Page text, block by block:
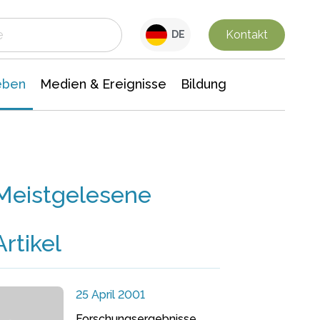
DE Kontakt
Medien & Ereignisse Bildung
25 April 2001